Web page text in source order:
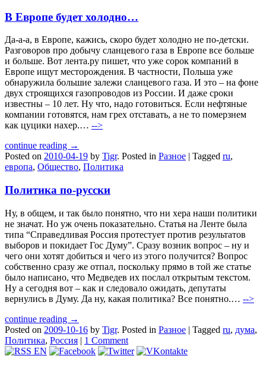
В Европе будет холодно…
Да-а-а, в Европе, кажись, скоро будет холодно не по-детски.
Разговоров про добычу сланцевого газа в Европе все больше
и больше. Вот лента.ру пишет, что уже сорок компаний в
Европе ищут месторождения. В частности, Польша уже
обнаружила большие залежи сланцевого газа. И это – на фоне
двух строящихся газопроводов из России. И даже сроки
известны – 10 лет. Ну что, надо готовиться. Если нефтяные
компании готовятся, нам грех отставать, а не то померзнем
как цуцики нахер.… -->
continue reading →
Posted on 2010-04-19 by Tigr. Posted in Разное Tagged ru,
европа, Общество, Политика
Политика по-русски
Ну, в общем, и так было понятно, что ни хера наши политики
не значат. Но уж очень показательно. Статья на Ленте была
типа “Справедливая Россия протестует против результатов
выборов и покидает Гос Думу”. Сразу возник вопрос – ну и
чего они хотят добиться и чего из этого получится? Вопрос
собственно сразу же отпал, поскольку прямо в той же статье
было написано, что Медведев их послал открытым текстом.
Ну а сегодня вот – как и следовало ожидать, депутаты
вернулись в Думу. Да ну, какая политика? Все понятно.… -->
continue reading →
Posted on 2009-10-16 by Tigr. Posted in Разное | Tagged ru, дума,
Политика, Россия | 1 Comment